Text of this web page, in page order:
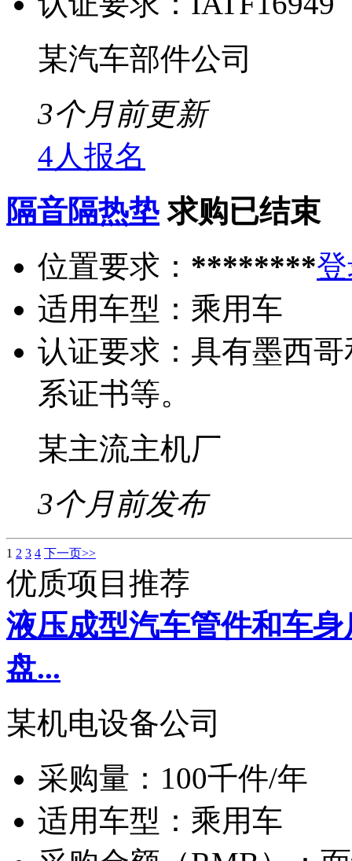
某汽车部件公司
3个月前更新
4人报名
隔音隔热垫 求购已结束
位置要求： ********
适用车型： 乘用车
认证要求： 具有墨西
系证书等。
某主流主机厂
3个月前发布
1 2 3 4 下一页>>
优质项目推荐
液压成型汽车管件和车
盘...
某机电设备公司
采购量： 100千件/年
适用车型： 乘用车